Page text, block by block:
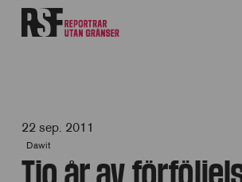
22 sep. 2011
Dawit
Tio år av